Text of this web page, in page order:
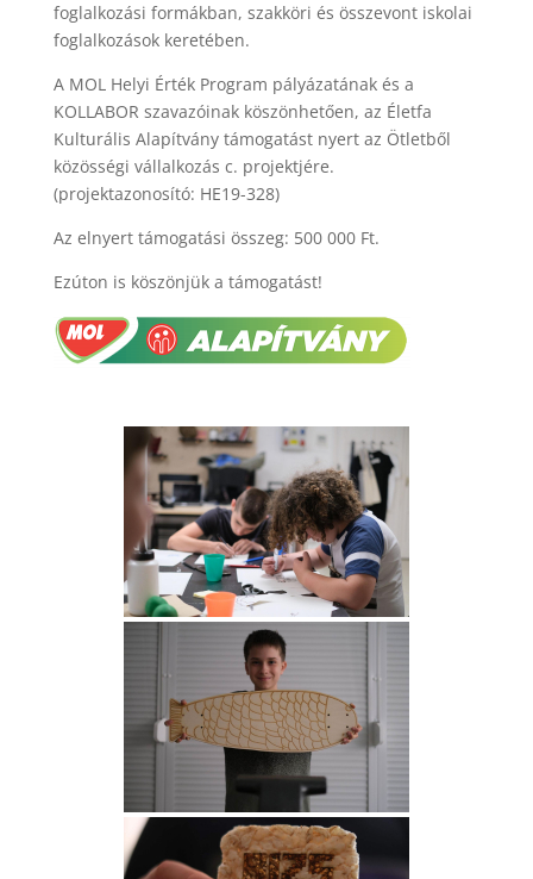
foglalkozási formákban, szakköri és összevont iskolai
foglalkozások keretében.
A MOL Helyi Érték Program pályázatának és a
KOLLABOR szavazóinak köszönhetően, az Életfa
Kulturális Alapítvány támogatást nyert az Ötletből
közösségi vállalkozás c. projektjére.
(projektazonosító: HE19-328)
Az elnyert támogatási összeg: 500 000 Ft.
Ezúton is köszönjük a támogatást!